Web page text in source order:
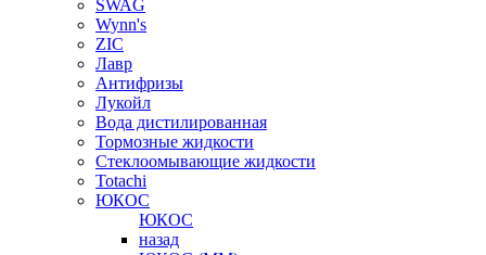
SWAG
Wynn's
ZIC
Лавр
Антифризы
Лукойл
Вода дистилированная
Тормозные жидкости
Стеклоомывающие жидкости
Totachi
ЮКОС
ЮКОС
назад